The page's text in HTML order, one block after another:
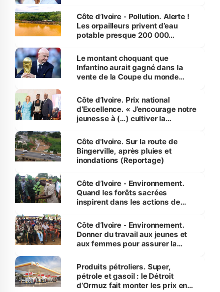
Côte d’Ivoire - Pollution. Alerte !
Les orpailleurs privent d’eau
potable presque 200 000
Le montant choquant que
Infantino aurait gagné dans la
vente de la Coupe du monde
Côte d’Ivoire. Prix national
d’Excellence. « J’encourage notre
jeunesse à (…) cultiver la
(Alassane Ouattara
Côte d'Ivoire. Sur la route de
Bingerville, après pluies et
inondations (Reportage)
Côte d’Ivoire - Environnement.
Quand les forêts sacrées
inspirent dans les actions de
Côte d’Ivoire - Environnement.
Donner du travail aux jeunes et
aux femmes pour assurer la
menacées
Produits pétroliers. Super,
pétrole et gasoil : le Détroit
d’Ormuz fait monter les prix en